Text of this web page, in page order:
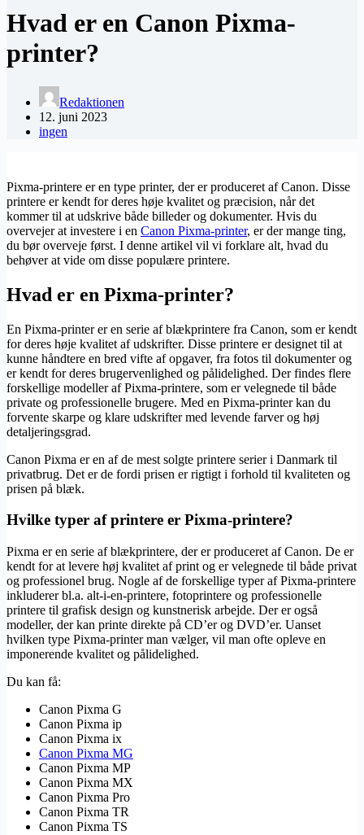
Hvad er en Canon Pixma-
printer?
Redaktionen
12. juni 2023
ingen
Pixma-printere er en type printer, der er produceret af Canon. Disse
printere er kendt for deres høje kvalitet og præcision, når det
kommer til at udskrive både billeder og dokumenter. Hvis du
overvejer at investere i en Canon Pixma-printer, er der mange ting,
du bør overveje først. I denne artikel vil vi forklare alt, hvad du
behøver at vide om disse populære printere.
Hvad er en Pixma-printer?
En Pixma-printer er en serie af blækprintere fra Canon, som er kendt
for deres høje kvalitet af udskrifter. Disse printere er designet til at
kunne håndtere en bred vifte af opgaver, fra fotos til dokumenter og
er kendt for deres brugervenlighed og pålidelighed. Der findes flere
forskellige modeller af Pixma-printere, som er velegnede til både
private og professionelle brugere. Med en Pixma-printer kan du
forvente skarpe og klare udskrifter med levende farver og høj
detaljeringsgrad.
Canon Pixma er en af de mest solgte printere serier i Danmark til
privatbrug. Det er de fordi prisen er rigtigt i forhold til kvaliteten og
prisen på blæk.
Hvilke typer af printere er Pixma-printere?
Pixma er en serie af blækprintere, der er produceret af Canon. De er
kendt for at levere høj kvalitet af print og er velegnede til både privat
og professionel brug. Nogle af de forskellige typer af Pixma-printere
inkluderer bl.a. alt-i-en-printere, fotoprintere og professionelle
printere til grafisk design og kunstnerisk arbejde. Der er også
modeller, der kan printe direkte på CD’er og DVD’er. Uanset
hvilken type Pixma-printer man vælger, vil man ofte opleve en
imponerende kvalitet og pålidelighed.
Du kan få:
Canon Pixma G
Canon Pixma ip
Canon Pixma ix
Canon Pixma MG
Canon Pixma MP
Canon Pixma MX
Canon Pixma Pro
Canon Pixma TR
Canon Pixma TS